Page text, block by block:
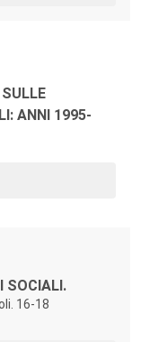
ANNI 1995-
SOCIALI.
16-18